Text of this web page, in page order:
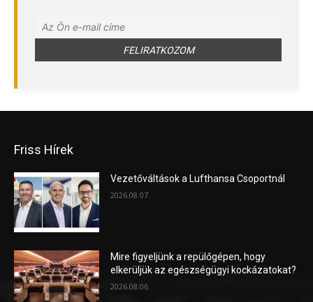
Friss Hírek
Vezetőváltások a Lufthansa Csoportnál
2026.08.07.
Mire figyeljünk a repülőgépen, hogy
elkerüljük az egészségügyi kockázatokat?
2026.08.06.